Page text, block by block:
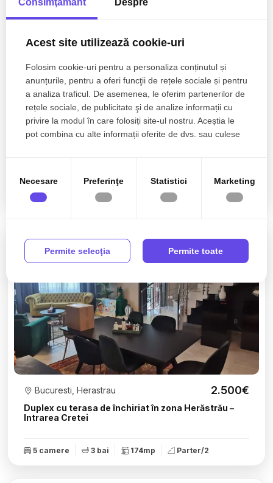
Bucuresti, Herastrau 4.500€
4 camere 3 bai 121.70mp
Duplex cu terasa de închiriat în zona Herăstrău –
Intrarea Cretei
Bucuresti, Herastrau 2.500€
5 camere 3 bai 174mp Parter/2
Consimţământ Despre
Acest site utilizează cookie-uri
Folosim cookie-uri pentru a personaliza conținutul și
anunțurile, pentru a oferi funcţii de rețele sociale și pentru
a analiza traficul. De asemenea, le oferim partenerilor de
rețele sociale, de publicitate şi de analize informații cu
privire la modul în care folosiți site-ul nostru. Aceștia le
pot combina cu alte informații oferite de dvs. sau culese
Necesare Preferinţe Statistici Marketing
Permite selecţia Permite toate